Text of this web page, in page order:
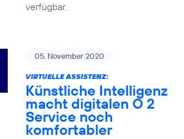
verfügbar.
05. November 2020
VIRTUELLE ASSISTENZ:
Künstliche Intelligenz
macht digitalen O 2
Service noch
komfortabler